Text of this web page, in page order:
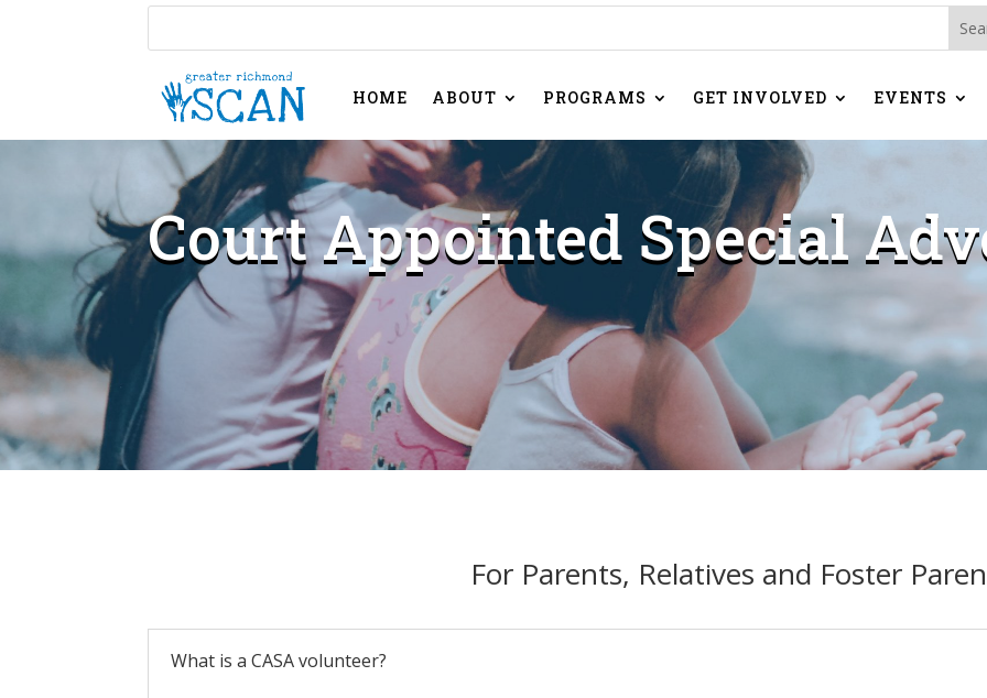
HOME ABOUT PROGRAMS GET INVOLVED EVENTS
Court Appointed Special
For Parents, Relatives and Foster
What is a CASA volunteer?